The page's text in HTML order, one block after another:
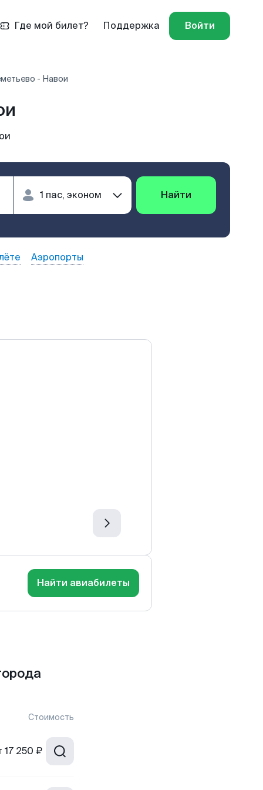
Где мой билет? Поддержка Войти
- Навои
Найти
Аэропорты
Найти авиабилеты
Стоимость
17 250 ₽